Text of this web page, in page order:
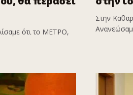
ότι το ΜΕΤΡΟ,
Στην